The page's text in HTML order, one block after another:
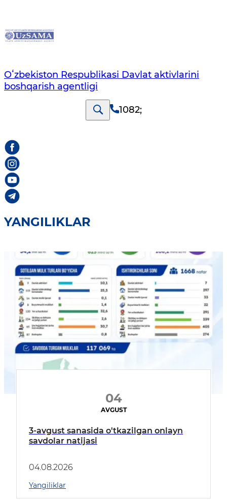
Oʻzbekiston Respublikasi Davlat aktivlarini
boshqarish agentligi
1082;
YANGILIKLAR
04
AVGUST
3-avgust sanasida o'tkazilgan onlayn
savdolar natijasi
04.08.2026
Yangiliklar